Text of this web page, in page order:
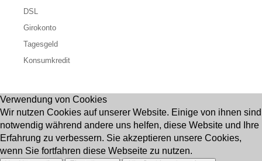
DSL
Girokonto
Tagesgeld
Konsumkredit
Verwendung von Cookies
Wir nutzen Cookies auf unserer Website. Einige von ihnen sind
notwendig während andere uns helfen, diese Website und Ihre
Erfahrung zu verbessern. Sie akzeptieren unsere Cookies,
wenn Sie fortfahren diese Webseite zu nutzen.